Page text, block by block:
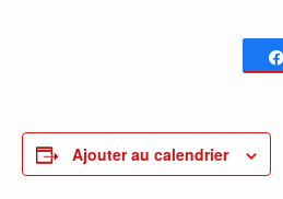
Ajouter au calendrier